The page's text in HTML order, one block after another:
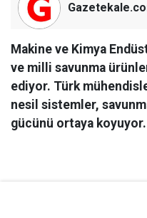
Makine ve Kimya
ve milli savunma
ediyor. Türk
nesil sistemler,
gücünü ortaya koyuyor.